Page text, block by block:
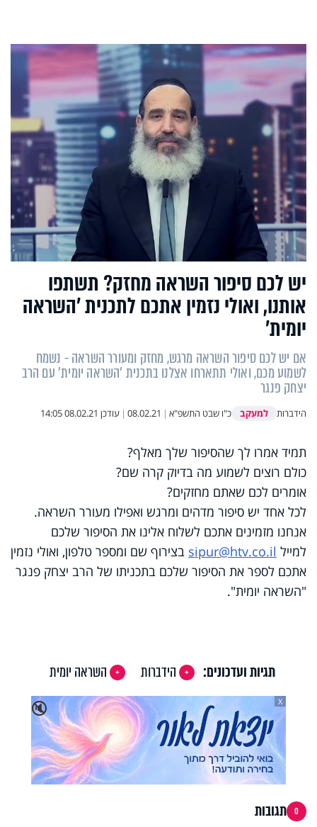
יש לכם סיפור השראה מחזק? תשתפו
אותנו, ואולי נזמין אתכם לתכנית ’השראה
יומית’
אם יש לכם סיפור השראה מרגש, מחזק ומעורר השראה - נשמח
לשמוע מכם, ואולי תתארחו אצלנו בתכנית 'השראה יומית' עם הרב
יצחק פנגר
הידברות למעקב כ"ו שבט התשפ"א |
08.02.21
| עודכן 08.02.21 14:05
תמיד אמרו לך שהסיפור שלך מאלף?
כולם רוצים לשמוע מה בדיוק קרה שם?
אומרים לכם שאתם מחזקים?
לכל אחד יש סיפור מדהים ומרגש ואפילו מעורר השראה.
אנחנו מזמינים אתכם לשלוח אלינו את הסיפור שלכם
למייל sipur@htv.co.il בצירוף שם ומספר טלפון, ואולי נזמין
אתכם לספר את הסיפור שלכם בתכניתו של הרב יצחק פנגר
"השראה יומית".
תגיות ועדכונים: הידברות
השראה יומית
🔇
X
0 תגובות